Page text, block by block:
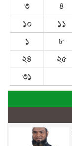
৩
৪
১০
১১
১
৮
২৪
২৫
৩১